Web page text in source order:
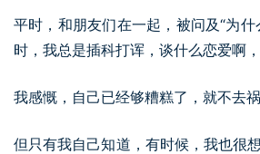
平时，和朋友们在一起，被问及“为
时，我总是插科打诨，谈什么恋爱啊，
我感慨，自己已经够糟糕了，就不去祸
但只有我自己知道，有时候，我也很